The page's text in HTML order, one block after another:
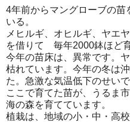
4年前からマングローブの苗
いる。
メヒルギ、オヒルギ、ヤエ
を借りて 毎年2000鉢ほど育
今年の苗床は、異常です。
枯れています。今年の冬は
た。急激な気温低下のせい
ここで育てた苗が、うるま
海の森を育てています。
植栽は、地域の小・中・高